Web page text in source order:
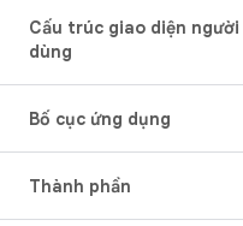
Cấu trúc giao diện người
dùng
Bố cục ứng dụng
Thành phần